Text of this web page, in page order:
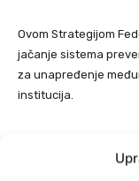
Ovom Strategijom
jačanje sistema
za unapređenje
institucija.
Dokument ujedno
sigurniju i otporniju